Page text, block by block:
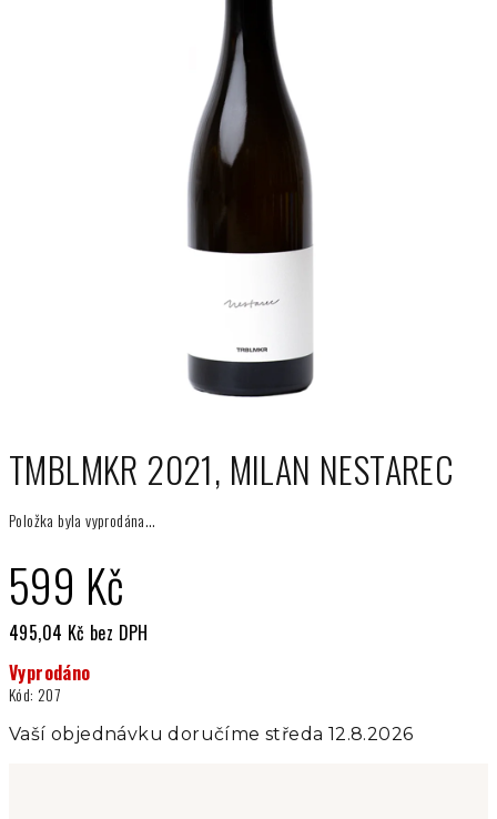
TMBLMKR 2021, MILAN NESTAREC
Položka byla vyprodána…
599 Kč
495,04 Kč bez DPH
cena:
Vyprodáno
Kód: 207
Vaší objednávku doručíme středa 12.8.2026